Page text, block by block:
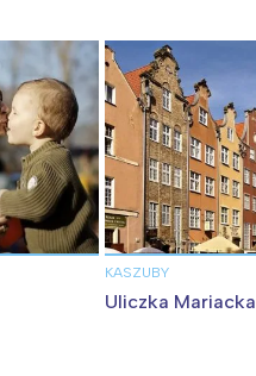
KASZUBY
Uliczka Mariacka